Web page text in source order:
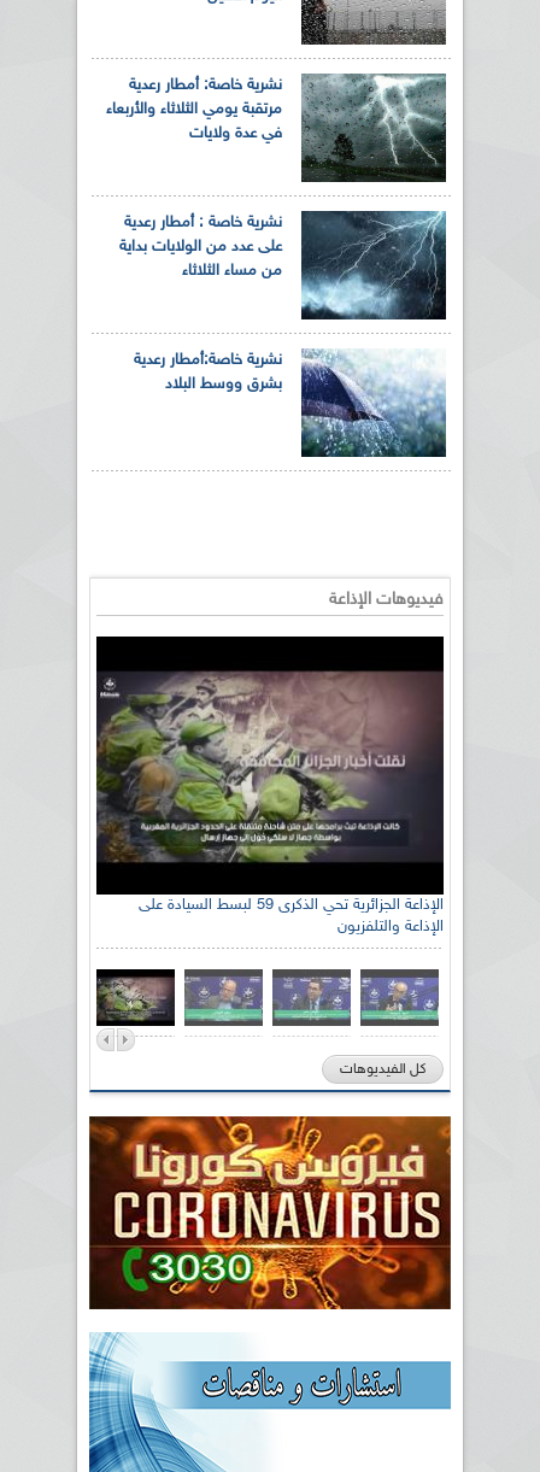
نشرية خاصة: أمطار رعدية
مرتقبة يومي الثلاثاء والأربعاء
في عدة ولايات
نشرية خاصة : أمطار رعدية
على عدد من الولايات بداية
من مساء الثلاثاء
نشرية خاصة: أمطار رعدية
بشرق ووسط البلاد
فيديوهات الإذاعة
الإذاعة الجزائرية تحي الذكرى 59 لبسط السيادة على
الإذاعة والتلفزيون
كل الفيديوهات